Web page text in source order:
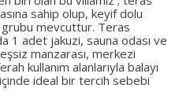
sahip olup, keyif dolu
mevcuttur. Teras
1 adet jakuzi, sauna odası ve
manzarası, merkezi
kullanım alanlarıyla balayı
ideal bir tercih sebebi